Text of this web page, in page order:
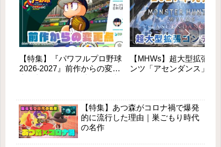
【特集】『パワフルプロ野球
2026-2027』前作からの変更
【MHWs】超大型拡張コ
ンツ「アセンダンス」が
【特集】あつ森がコロナ禍で爆発
的に流行した理由｜巣ごもり時代
の名作